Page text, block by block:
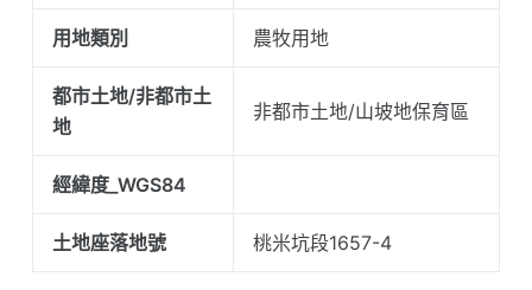
用地類別 農牧用地
都市土地/非都市土
地
非都市土地/山坡地保育區
經緯度_WGS84
土地座落地號 桃米坑段1657-4